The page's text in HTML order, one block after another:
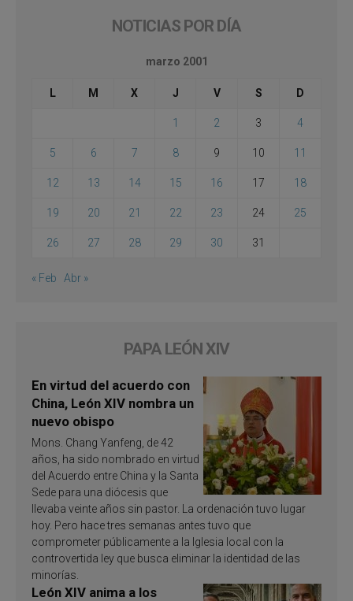
NOTICIAS POR DÍA
marzo 2001
L M X J V S D
1 2 3 4
5 6 7 8 9 10 11
12 13 14 15 16 17 18
19 20 21 22 23 24 25
26 27 28 29 30 31
« Feb Abr »
PAPA LEÓN XIV
En virtud del acuerdo con
China, León XIV nombra un
nuevo obispo
Mons. Chang Yanfeng, de 42
años, ha sido nombrado en virtud
del Acuerdo entre China y la Santa
Sede para una diócesis que
llevaba veinte años sin pastor. La ordenación tuvo lugar
hoy. Pero hace tres semanas antes tuvo que
comprometer públicamente a la Iglesia local con la
controvertida ley que busca eliminar la identidad de las
minorías.
León XIV anima a los